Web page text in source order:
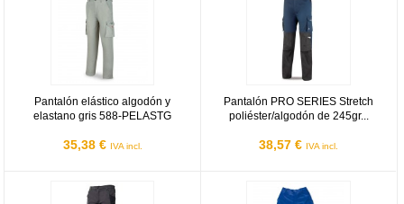
Pantalón elástico algodón y
elastano gris 588-PELASTG
35,38 € IVA incl.
Pantalón PRO SERIES Stretch
poliéster/algodón de 245gr...
38,57 € IVA incl.
Pantalón NICE STRETCH multibolsillos de 245gr gris/negro